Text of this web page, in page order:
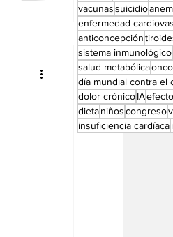
vacunassuicidio
enfermedad
anticoncepción
sistema inmunológico
salud metabólica
día mundial contra el
dolor crónicoIA
dietaniñoscongreso
insuficiencia cardíaca